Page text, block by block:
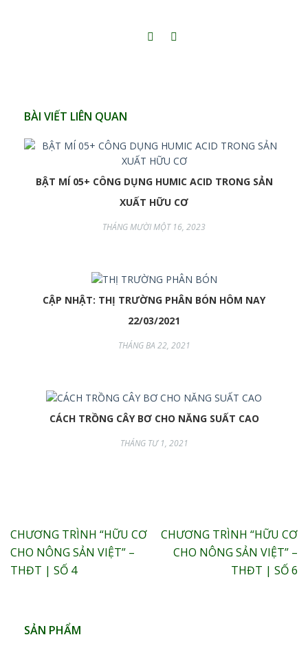
BÀI VIẾT LIÊN QUAN
BẬT MÍ 05+ CÔNG DỤNG HUMIC ACID TRONG SẢN
XUẤT HỮU CƠ
THÁNG MƯỜI MỘT 16, 2023
CẬP NHẬT: THỊ TRƯỜNG PHÂN BÓN HÔM NAY
22/03/2021
THÁNG BA 22, 2021
CÁCH TRỒNG CÂY BƠ CHO NĂNG SUẤT CAO
THÁNG TƯ 1, 2021
Điều
hướng
bài
CHƯƠNG TRÌNH “HỮU CƠ
CHO NÔNG SẢN VIỆT” –
THĐT | SỐ 4
CHƯƠNG TRÌNH “HỮU CƠ
CHO NÔNG SẢN VIỆT” –
THĐT | SỐ 6
SẢN PHẨM